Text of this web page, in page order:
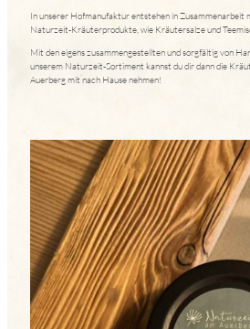
In unserer Hofmanufaktur entstehen in Zusammenarbeit
Naturzeit-Kräuterprodukte, wie Kräutersalze und
Mit den eigens zusammengestellten und sorgfältig von
unserem Naturzeit-Sortiment kannst du dir dann die
Auerberg mit nach Hause nehmen!